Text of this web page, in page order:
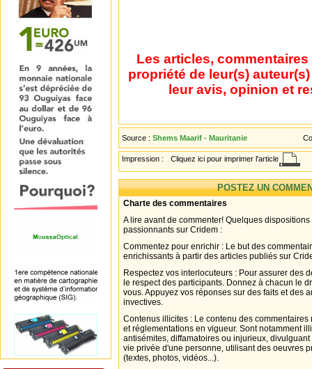
Les articles,
propriété de leur(s)
leur avis, opinion et
Source : Shems Maarif - Mauritanie
Impression : Cliquez ici pour imprimer l'article
POSTEZ UN
Charte des commentaires
A lire avant de commenter! Quelques
passionnants sur Cridem :
Commentez pour enrichir : Le but des
enrichissants à partir des articles publiés sur
Respectez vos interlocuteurs : Pour assurer des
le respect des participants. Donnez à chacun le
vous. Appuyez vos réponses sur des faits et des
invectives.
Contenus illicites : Le contenu des
et réglementations en vigueur. Sont notamment
antisémites, diffamatoires ou injurieux,
vie privée d'une personne, utilisant des oeuvres
(textes, photos, vidéos...).